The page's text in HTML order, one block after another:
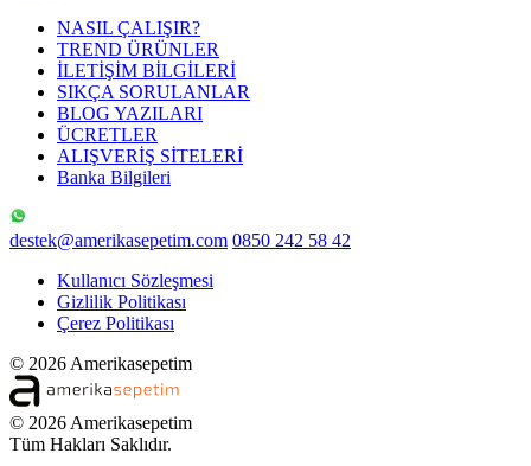
NASIL ÇALIŞIR?
TREND ÜRÜNLER
İLETİŞİM BİLGİLERİ
SIKÇA SORULANLAR
BLOG YAZILARI
ÜCRETLER
ALIŞVERİŞ SİTELERİ
Banka Bilgileri
destek@amerikasepetim.com 0850 242 58 42
Kullanıcı Sözleşmesi
Gizlilik Politikası
Çerez Politikası
© 2026 Amerikasepetim
© 2026 Amerikasepetim
Tüm Hakları Saklıdır.